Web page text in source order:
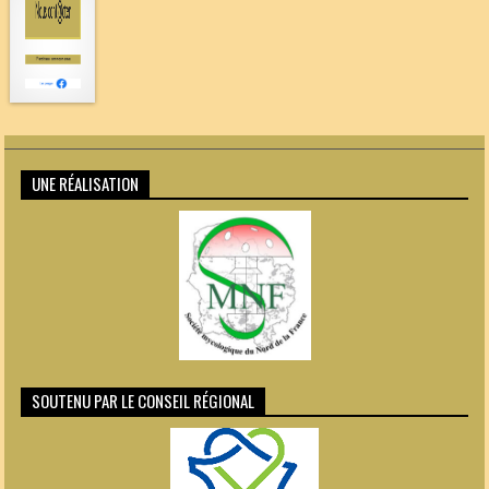
UNE RÉALISATION
SOUTENU PAR LE CONSEIL RÉGIONAL